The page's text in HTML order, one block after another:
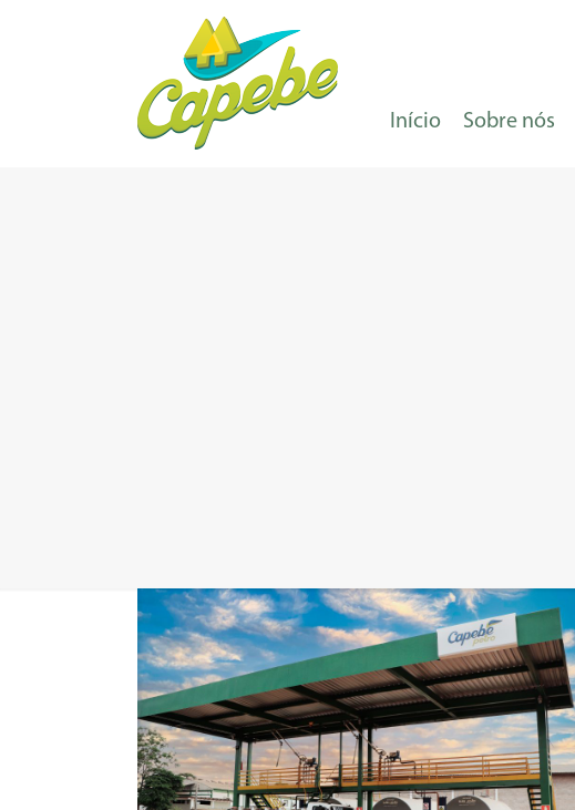
Início Sobre nós